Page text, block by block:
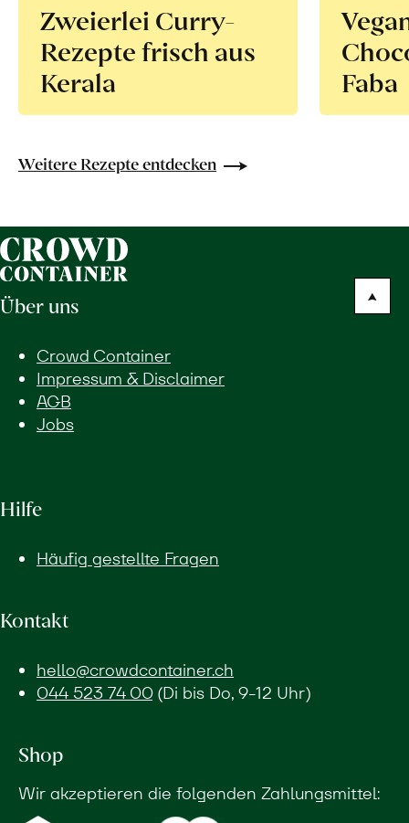
Zweierlei Curry-
Rezepte frisch aus
Kerala
Faba
Weitere Rezepte entdecken
Über uns
Crowd Container
Impressum & Disclaimer
AGB
Jobs
Hilfe
Häufig gestellte Fragen
Kontakt
hello@crowdcontainer.ch
044 523 74 00(Di bis Do, 9-12 Uhr)
Shop
Wir akzeptieren die folgenden Zahlungsmittel: